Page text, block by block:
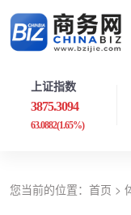
上证指数
3875.3094
63.0882(1.65%)
您当前的位置： 首页 >